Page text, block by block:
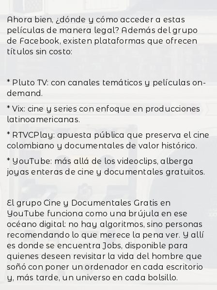
Ahora bien, ¿dónde y cómo acceder a estas
películas de manera legal? Además del grupo
de Facebook, existen plataformas que ofrecen
títulos sin costo:
* Pluto TV: con canales temáticos y películas on-
demand.
* Vix: cine y series con enfoque en producciones
latinoamericanas.
* RTVCPlay: apuesta pública que preserva el cine
colombiano y documentales de valor histórico.
* YouTube: más allá de los videoclips, alberga
joyas enteras de cine y documentales gratuitos.
El grupo Cine y Documentales Gratis en
YouTube funciona como una brújula en ese
océano digital: no hay algoritmos, sino personas
recomendando lo que merece la pena ver. Y allí
es donde se encuentra Jobs, disponible para
quienes deseen revisitar la vida del hombre que
soñó con poner un ordenador en cada escritorio
y, más tarde, un universo en cada bolsillo.